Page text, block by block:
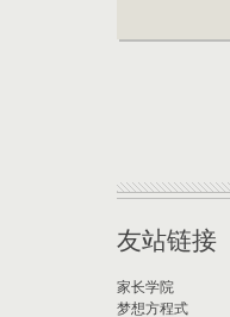
友站链接
家长学院
梦想方程式